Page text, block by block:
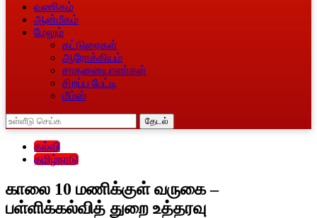
வணிகம்
ஆன்மீகம்
மேலும்
கட்டுரைகள்
ஆரோக்கியம்
சாதனையாளா்கள்
சிறப்பு பேட்டி
மீம்ஸ்
தேடல்
கல்வி
தமிழ்நாடு
காலை 10 மணிக்குள் வருகை –
பள்ளிக்கல்வித் துறை உத்தரவு